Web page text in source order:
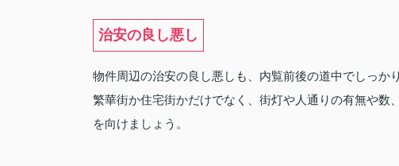
治安の良し悪し
物件周辺の治安の良し悪しも、内覧前後の道中でしっか
繁華街か住宅街かだけでなく、街灯や人通りの有無や数
を向けましょう。